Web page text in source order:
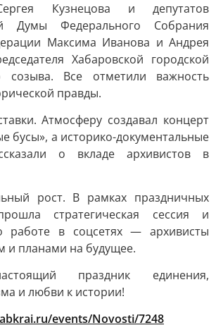
Кузнецова и депутатов
Думы Федерального Собрания
Максима Иванова и Андрея
Хабаровской городской
созыва. Все отметили важность
правды.
Атмосферу создавал концерт
бусы», а историко-документальные
о вкладе архивистов в
рост. В рамках праздничных
стратегическая сессия и
работе в соцсетях — архивисты
и планами на будущее.
праздник единения,
и любви к истории!
events/Novosti/7248